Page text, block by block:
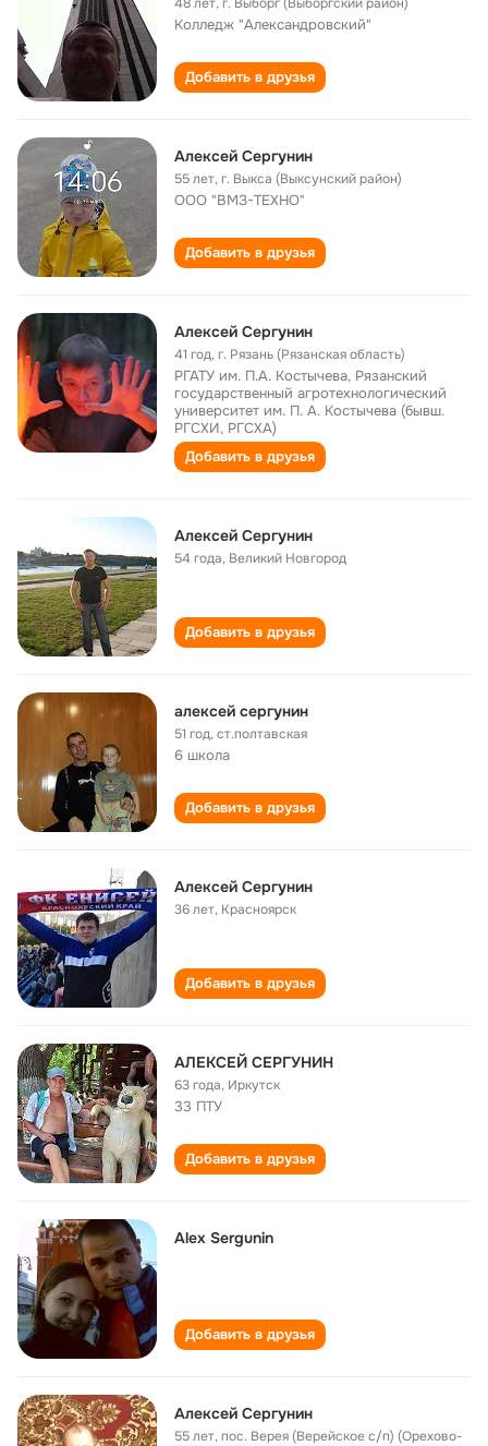
Колледж "Александровский"
Добавить в друзья
Алексей Сергунин
55 лет,г. Выкса (Выксунский район)
ООО "ВМЗ-ТЕХНО"
Добавить в друзья
Алексей Сергунин
41 год,г. Рязань (Рязанская область)
РГАТУ им. П.А. Костычева, Рязанский
государственный агротехнологический
университет им. П. А. Костычева (бывш.
РГСХИ, РГСХА)
Добавить в друзья
Алексей Сергунин
54 года, Великий Новгород
Добавить в друзья
алексей сергунин
51 год,ст.полтавская
6 школа
Добавить в друзья
Алексей Сергунин
36 лет, Красноярск
Добавить в друзья
АЛЕКСЕЙ СЕРГУНИН
63 года, Иркутск
33 ПТУ
Добавить в друзья
Alex Sergunin
Добавить в друзья
Алексей Сергунин
55 лет,пос. Верея (Верейское с/п) (Орехово-